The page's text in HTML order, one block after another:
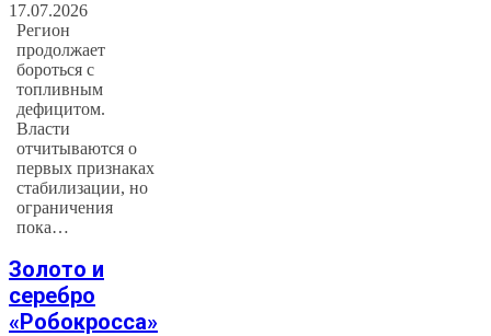
17.07.2026
Регион
продолжает
бороться с
топливным
дефицитом.
Власти
отчитываются о
первых признаках
стабилизации, но
ограничения
пока…
Золото и
серебро
«Робокросса»